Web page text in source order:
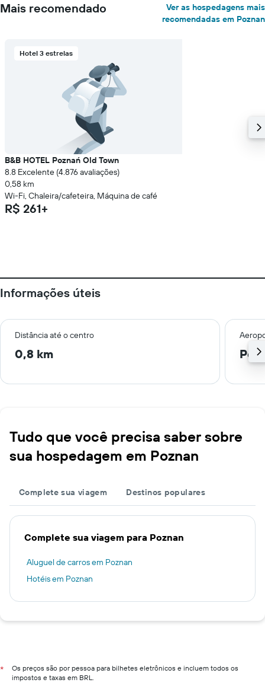
Mais recomendado
Ver as hospedagens mais
recomendadas em Poznan
Hotel 3 estrelas
B&B HOTEL Poznań Old Town
8.8 Excelente (4.876 avaliações)
0,58 km
Wi-Fi, Chaleira/cafeteira, Máquina de café
R$ 261+
Informações úteis
Distância até o centro
0,8 km
Tudo que você precisa saber sobre
sua hospedagem em Poznan
Complete sua viagem Destinos populares
Complete sua viagem para Poznan
Aluguel de carros em Poznan
Hotéis em Poznan
*
Os preços são por pessoa para bilhetes eletrônicos e incluem todos os
impostos e taxas em BRL.